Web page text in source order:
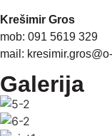
Krešimir Gros
mob: 091 5619 329
mail:
Galerija